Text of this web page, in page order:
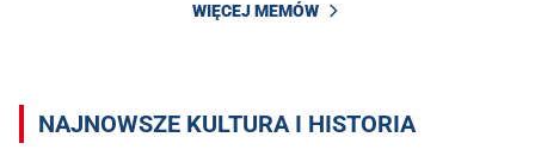
WIĘCEJ MEMÓW
NAJNOWSZE KULTURA I HISTORIA